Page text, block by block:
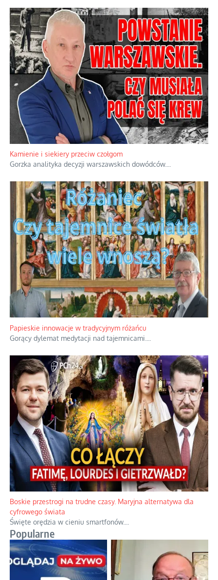
Kamienie i siekiery przeciw czołgom
Gorzka analityka decyzji warszawskich dowódców.
Papieskie innowacje w tradycyjnym różańcu
Gorący dylemat medytacji nad tajemnicami.
Boskie przestrogi na trudne czasy. Maryjna alternatywa dla
cyfrowego świata
Święte orędzia w cieniu smartfonów.
Popularne